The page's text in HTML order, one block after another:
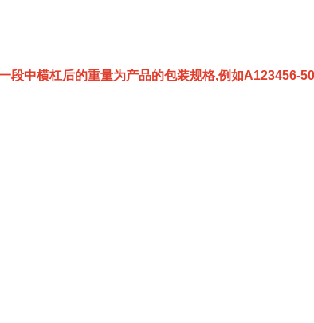
段中横杠后的重量为产品的包装规格,例如A123456-